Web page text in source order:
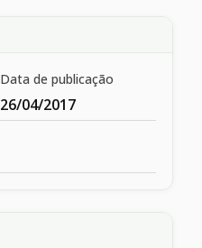
Data de publicação
26/04/2017